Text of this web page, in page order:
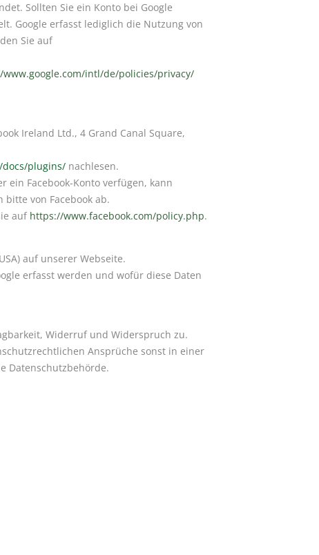
Sollten Sie ein Konto bei Google
Google erfasst lediglich die Nutzung von
Sie auf
intl/de/policies/privacy/
Ireland Ltd., 4 Grand Canal Square,
docs/plugins/ nachlesen.
ein Facebook-Konto verfügen, kann
von Facebook ab.
auf https://www.facebook.com/policy.php.
auf unserer Webseite.
erfasst werden und wofür diese Daten
Widerruf und Widerspruch zu.
Ansprüche sonst in einer
Datenschutzbehörde.